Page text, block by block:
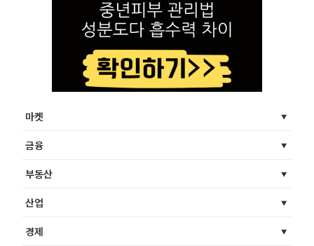
마켓
금융
부동산
산업
경제